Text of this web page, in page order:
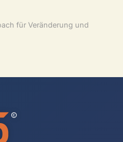
für Veränderung und